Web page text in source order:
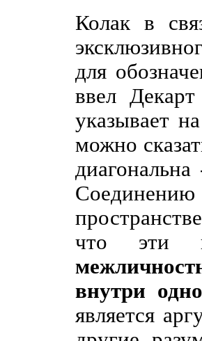
Колак в
для
ввел
указывает
можно
Соединению
что эти
внутри
является